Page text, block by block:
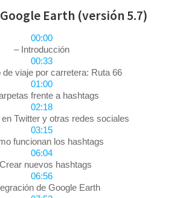
Earth (versión 5.7)
00:00
– Introducción
00:33
de viaje por carretera: Ruta 66
01:00
frente a hashtags
02:18
Twitter y otras redes sociales
03:15
funcionan los hashtags
06:04
nuevos hashtags
06:56
de Google Earth